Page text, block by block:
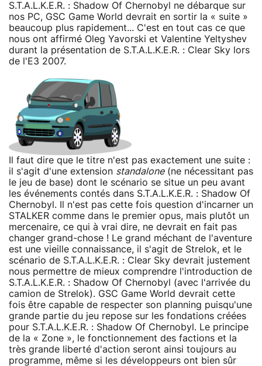
S.T.A.L.K.E.R. : Shadow Of Chernobyl ne débarque sur
nos PC, GSC Game World devrait en sortir la « suite »
beaucoup plus rapidement... C'est en tout cas ce que
nous ont affirmé Oleg Yavorski et Valentine Yeltyshev
durant la présentation de S.T.A.L.K.E.R. : Clear Sky lors
de l'E3 2007.
Il faut dire que le titre n'est pas exactement une suite :
il s'agit d'une extension standalone(ne nécessitant pas
le jeu de base) dont le scénario se situe un peu avant
les événements contés dans S.T.A.L.K.E.R. : Shadow Of
Chernobyl. Il n'est pas cette fois question d'incarner un
STALKER comme dans le premier opus, mais plutôt un
mercenaire, ce qui à vrai dire, ne devrait en fait pas
changer grand-chose ! Le grand méchant de l'aventure
est une vieille connaissance, il s'agit de Strelok, et le
scénario de S.T.A.L.K.E.R. : Clear Sky devrait justement
nous permettre de mieux comprendre l'introduction de
S.T.A.L.K.E.R. : Shadow Of Chernobyl (avec l'arrivée du
camion de Strelok). GSC Game World devrait cette
fois être capable de respecter son planning puisqu'une
grande partie du jeu repose sur les fondations créées
pour S.T.A.L.K.E.R. : Shadow Of Chernobyl. Le principe
de la « Zone », le fonctionnement des factions et la
très grande liberté d'action seront ainsi toujours au
programme, même si les développeurs ont bien sûr